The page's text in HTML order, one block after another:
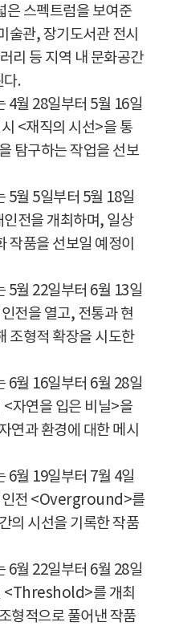
은 스펙트럼을 보여준
술관,장기도서관 전시
리 등 지역 내 문화공간
다.
4월 28일부터 5월 16일
<재직의 시선>을 통
탐구하는 작업을 선보
5월 5일부터 5월 18일
전을 개최하며, 일상
작품을 선보일 예정이
5월 22일부터 6월 13일
전을 열고, 전통과 현
조형적 확장을 시도한
6월 16일부터 6월 28일
<자연을 입은 비닐>을
연과 환경에 대한 메시
6월 19일부터 7월 4일
전 <Overground>를
의 시선을 기록한 작품
6월 22일부터 6월 28일
<Threshold>를 개최
형적으로 풀어낸 작품